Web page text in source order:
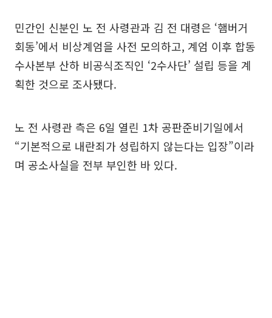
민간인 신분인 노 전 사령관과 김 전 대령은 ‘햄버거
회동’에서 비상계엄을 사전 모의하고, 계엄 이후 합동
수사본부 산하 비공식조직인 ‘2수사단’ 설립 등을 계
획한 것으로 조사됐다.
노 전 사령관 측은 6일 열린 1차 공판준비기일에서
“기본적으로 내란죄가 성립하지 않는다는 입장”이라
며 공소사실을 전부 부인한 바 있다.